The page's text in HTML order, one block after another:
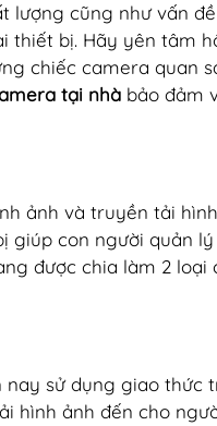
lượng cũng như vấn
thiết bị. Hãy yên tâm
chiếc camera quan
tại nhà bảo đảm
ảnh và truyền tải
giúp con người quản
được chia làm 2 loại
sử dụng giao thức
hình ảnh đến cho